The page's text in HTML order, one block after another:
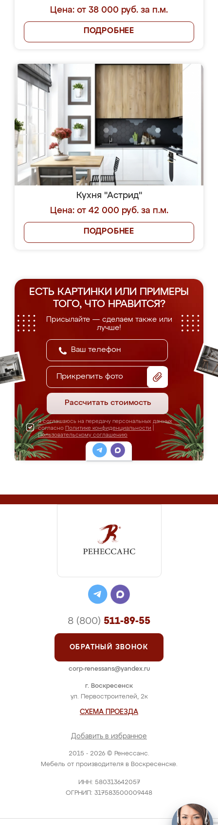
Цена: от 38 000 руб. за п.м.
ПОДРОБНЕЕ
Кухня "Астрид"
Цена: от 42 000 руб. за п.м.
ПОДРОБНЕЕ
ЕСТЬ КАРТИНКИ ИЛИ ПРИМЕРЫ
ТОГО, ЧТО НРАВИТСЯ?
Присылайте — сделаем также или
лучше!
Прикрепить фото
Рассчитать стоимость
Я соглашаюсь на передачу персональных данных
согласно Политике конфиденциальности
Пользовательскому соглашению
2015 - 2026 © Ренессанс.
Мебель от производителя в Воскресенске.
ИНН: 580313642057
ОГРНИП: 317583500009448
г. Воскресенск
ул. Первостроителей, 2к
СХЕМА ПРОЕЗДА
Добавить в избранное
8 (800) 511-89-55
ОБРАТНЫЙ ЗВОНОК
corp-renessans@yandex.ru